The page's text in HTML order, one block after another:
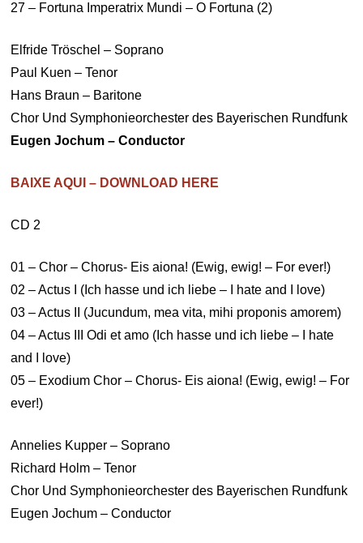
27 – Fortuna Imperatrix Mundi – O Fortuna (2)
Elfride Tröschel – Soprano
Paul Kuen – Tenor
Hans Braun – Baritone
Chor Und Symphonieorchester des Bayerischen Rundfunk
Eugen Jochum – Conductor
BAIXE AQUI – DOWNLOAD HERE
CD 2
01 – Chor – Chorus- Eis aiona! (Ewig, ewig! – For ever!)
02 – Actus I (Ich hasse und ich liebe – I hate and I love)
03 – Actus II (Jucundum, mea vita, mihi proponis amorem)
04 – Actus III Odi et amo (Ich hasse und ich liebe – I hate
and I love)
05 – Exodium Chor – Chorus- Eis aiona! (Ewig, ewig! – For
ever!)
Annelies Kupper – Soprano
Richard Holm – Tenor
Chor Und Symphonieorchester des Bayerischen Rundfunk
Eugen Jochum – Conductor